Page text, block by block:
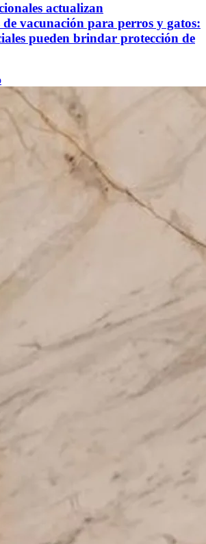
actualizan
de vacunación para perros y gatos:
pueden brindar protección de